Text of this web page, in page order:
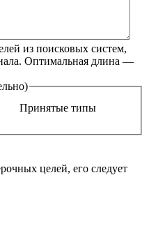
из поисковых систем,
Оптимальная длина —
Принятые типы
целей, его следует